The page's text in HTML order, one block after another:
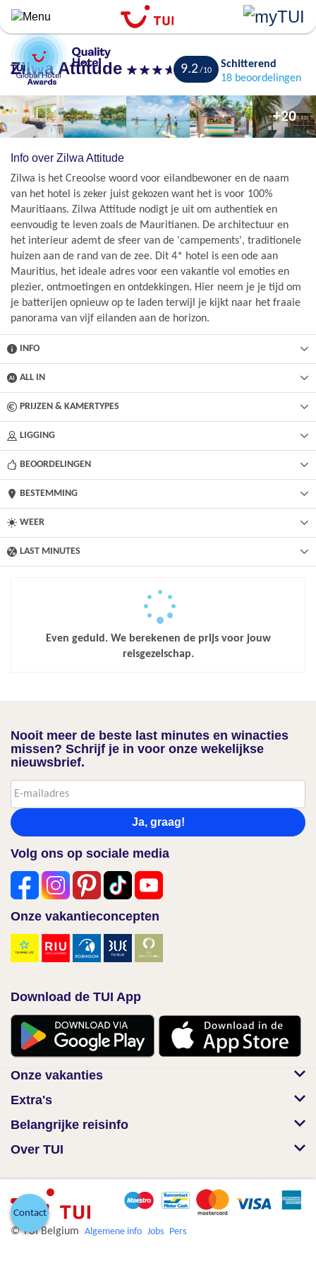
Overslaan
naar
de
algemene
inhoud
gaan
Zilwa Attitude Bewaren
9.2
Schitterend
18 beoordelingen
+20
Info over Zilwa Attitude
Zilwa is het Creoolse woord voor eilandbewoner en de naam
van het hotel is zeker juist gekozen want het is voor 100%
Mauritiaans. Zilwa Attitude nodigt je uit om authentiek en
eenvoudig te leven zoals de Mauritianen. De architectuur en
het interieur ademt de sfeer van de 'campements', traditionele
huizen aan de rand van de zee. Dit 4* hotel is een ode aan
Mauritius, het ideale adres voor een vakantie vol emoties en
plezier, ontmoetingen en ontdekkingen. Hier neem je je tijd om
je batterijen opnieuw op te laden terwijl je kijkt naar het fraaie
panorama van vijf eilanden aan de horizon.
INFO
ALL IN
PRIJZEN & KAMERTYPES
LIGGING
BEOORDELINGEN
BESTEMMING
WEER
LAST MINUTES
Even geduld. We berekenen de prijs voor jouw
reisgezelschap.
Nooit meer de beste last minutes en winacties
missen? Schrijf je in voor onze wekelijkse
nieuwsbrief.
Ja, graag!
Volg ons op sociale media
Onze vakantieconcepten
Download de TUI App
Onze vakanties
Extra's
Belangrijke reisinfo
Over TUI
© TUI Belgium Algemene info Jobs Pers
Contact